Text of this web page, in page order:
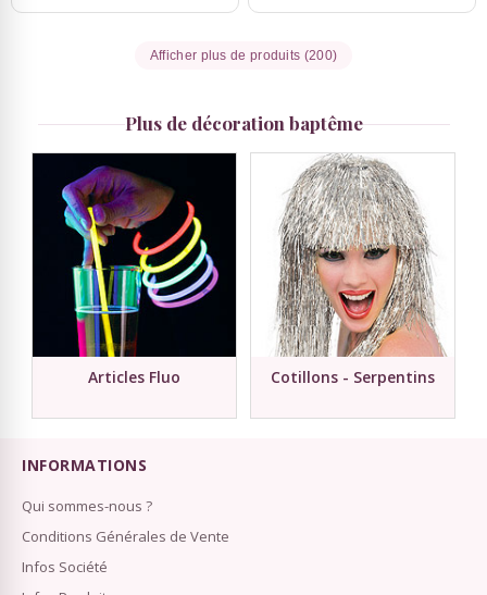
Afficher plus de produits (200)
Plus de décoration baptême
Articles Fluo Cotillons - Serpentins
INFORMATIONS
Qui sommes-nous ?
Conditions Générales de Vente
Infos Société